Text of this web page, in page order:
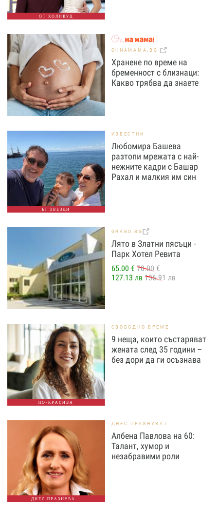
ОТ ХОЛИВУД
OHNAMAMA.BG
Хранене по време на
бременност с близнаци:
Какво трябва да знаете
БГ ЗВЕЗДИ
ИЗВЕСТНИ
Любомира Башева
разтопи мрежата с най-
нежните кадри с Башар
Рахал и малкия им син
GRABO.BG
Лято в Златни пясъци -
Парк Хотел Ревита
65.00 € 70.00 €
127.13 лв 136.91 лв
ПО-КРАСИВА
СВОБОДНО ВРЕМЕ
9 неща, които състаряват
жената след 35 години –
без дори да ги осъзнава
ДНЕС ПРАЗНУВА...
ДНЕС ПРАЗНУВАТ
Албена Павлова на 60:
Талант, хумор и
незабравими роли